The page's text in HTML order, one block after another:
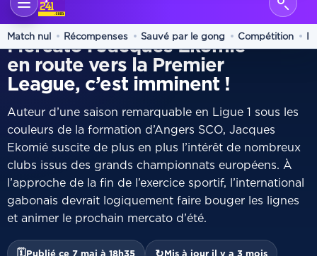
Match nul Récompenses Sauvé par le gong Compétition
TRANSFERT
Mercato : Jacques Ekomié
en route vers la Premier
League, c’est imminent !
Auteur d’une saison remarquable en Ligue 1 sous les
couleurs de la formation d’Angers SCO, Jacques
Ekomié suscite de plus en plus l’intérêt de nombreux
clubs issus des grands championnats européens. À
l’approche de la fin de l’exercice sportif, l’international
gabonais devrait logiquement faire bouger les lignes
et animer le prochain mercato d’été.
🗓Publié ce 7 mai à 18h35 ↻Mis à jour il y a 3 mois